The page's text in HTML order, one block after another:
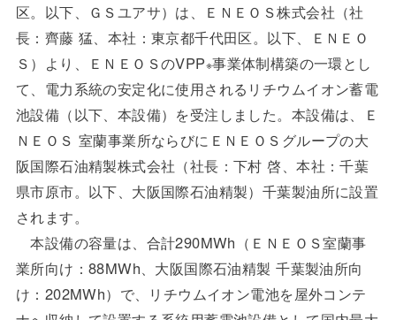
区。以下、ＧＳユアサ）は、ＥＮＥＯＳ株式会社（社
長：齊藤 猛、本社：東京都千代田区。以下、ＥＮＥＯ
Ｓ）より、ＥＮＥＯＳのVPP※事業体制構築の一環とし
て、電力系統の安定化に使用されるリチウムイオン蓄電
池設備（以下、本設備）を受注しました。本設備は、Ｅ
ＮＥＯＳ 室蘭事業所ならびにＥＮＥＯＳグループの大
阪国際石油精製株式会社（社長：下村 啓、本社：千葉
県市原市。以下、大阪国際石油精製）千葉製油所に設置
されます。
本設備の容量は、合計290MWh（ＥＮＥＯＳ室蘭事
業所向け：88MWh、大阪国際石油精製 千葉製油所向
け：202MWh）で、リチウムイオン電池を屋外コンテ